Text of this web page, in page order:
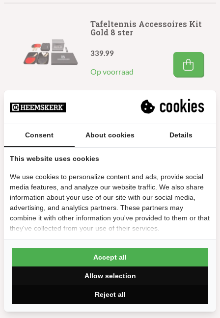
Tafeltennis Accessoires Kit
Gold 8 ster
Op voorraad
339.99
Vigor Noppenbatje 1 ster
3.99
Tafeltennisset Heemskerk
Vigor 1 ster
Op voorraad
9.99
Consent About cookies Details
This website uses cookies
We use cookies to personalize content and ads, provide social
media features, and analyze our website traffic. We also share
information about your use of our site with our social media,
advertising, and analytics partners. These partners may
combine it with other information you've provided to them or that
they've collected from your use of their services.
Reject all
Allow selection
Accept all